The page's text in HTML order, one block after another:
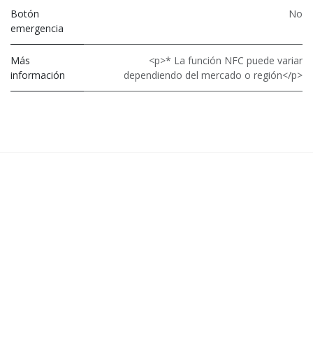
Botón
emergencia
No
Más
información
<p>* La función NFC puede variar
dependiendo del mercado o región</p>